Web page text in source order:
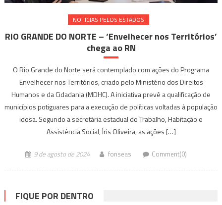
NOTICIAS PELOS ESTADOS
RIO GRANDE DO NORTE – ‘Envelhecer nos Territórios’
chega ao RN
O Rio Grande do Norte será contemplado com ações do Programa
Envelhecer nos Territórios, criado pelo Ministério dos Direitos
Humanos e da Cidadania (MDHC). A iniciativa prevê a qualificação de
municípios potiguares para a execução de políticas voltadas à população
idosa. Segundo a secretária estadual do Trabalho, Habitação e
Assistência Social, Íris Oliveira, as ações […]
9 de agosto de 2024 fonseas Comment(0)
FIQUE POR DENTRO